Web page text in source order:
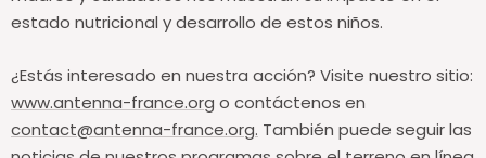
madres y cuidadores nos muestran su impacto en el
estado nutricional y desarrollo de estos niños.
¿Estás interesado en nuestra acción? Visite nuestro sitio:
www.antenna-france.org o contáctenos en
contact@antenna-france.org.
También puede seguir las